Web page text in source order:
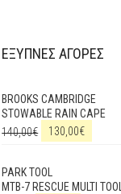
ΕΞΥΠΝΕΣ ΑΓΟΡΕΣ
BROOKS CAMBRIDGE
STOWABLE RAIN CAPE
140,00€ 130,00€
PARK TOOL
MTB-7 RESCUE MULTI TOOL